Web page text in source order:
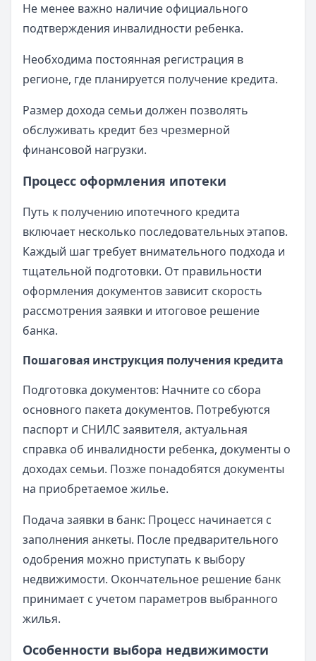
Не менее важно наличие официального
подтверждения инвалидности ребенка.
Необходима постоянная регистрация в
регионе, где планируется получение кредита.
Размер дохода семьи должен позволять
обслуживать кредит без чрезмерной
финансовой нагрузки.
Процесс оформления ипотеки
Путь к получению ипотечного кредита
включает несколько последовательных этапов.
Каждый шаг требует внимательного подхода и
тщательной подготовки. От правильности
оформления документов зависит скорость
рассмотрения заявки и итоговое решение
банка.
Пошаговая инструкция получения кредита
Подготовка документов: Начните со сбора
основного пакета документов. Потребуются
паспорт и СНИЛС заявителя, актуальная
справка об инвалидности ребенка, документы о
доходах семьи. Позже понадобятся документы
на приобретаемое жилье.
Подача заявки в банк: Процесс начинается с
заполнения анкеты. После предварительного
одобрения можно приступать к выбору
недвижимости. Окончательное решение банк
принимает с учетом параметров выбранного
жилья.
Особенности выбора недвижимости